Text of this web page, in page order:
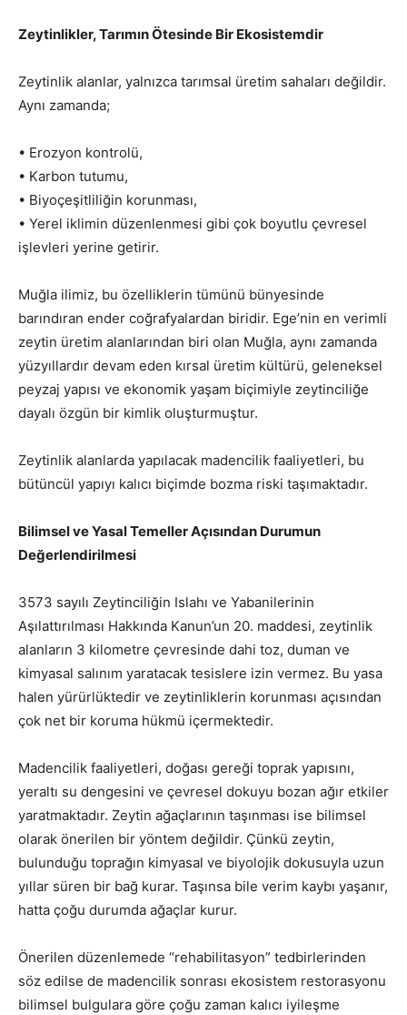
Zeytinlikler, Tarımın Ötesinde Bir Ekosistemdir
Zeytinlik alanlar, yalnızca tarımsal üretim sahaları değildir.
Aynı zamanda;
• Erozyon kontrolü,
• Karbon tutumu,
• Biyoçeşitliliğin korunması,
• Yerel iklimin düzenlenmesi gibi çok boyutlu çevresel
işlevleri yerine getirir.
Muğla ilimiz, bu özelliklerin tümünü bünyesinde
barındıran ender coğrafyalardan biridir. Ege’nin en verimli
zeytin üretim alanlarından biri olan Muğla, aynı zamanda
yüzyıllardır devam eden kırsal üretim kültürü, geleneksel
peyzaj yapısı ve ekonomik yaşam biçimiyle zeytinciliğe
dayalı özgün bir kimlik oluşturmuştur.
Zeytinlik alanlarda yapılacak madencilik faaliyetleri, bu
bütüncül yapıyı kalıcı biçimde bozma riski taşımaktadır.
Bilimsel ve Yasal Temeller Açısından Durumun
Değerlendirilmesi
3573 sayılı Zeytinciliğin Islahı ve Yabanilerinin
Aşılattırılması Hakkında Kanun’un 20. maddesi, zeytinlik
alanların 3 kilometre çevresinde dahi toz, duman ve
kimyasal salınım yaratacak tesislere izin vermez. Bu yasa
halen yürürlüktedir ve zeytinliklerin korunması açısından
çok net bir koruma hükmü içermektedir.
Madencilik faaliyetleri, doğası gereği toprak yapısını,
yeraltı su dengesini ve çevresel dokuyu bozan ağır etkiler
yaratmaktadır. Zeytin ağaçlarının taşınması ise bilimsel
olarak önerilen bir yöntem değildir. Çünkü zeytin,
bulunduğu toprağın kimyasal ve biyolojik dokusuyla uzun
yıllar süren bir bağ kurar. Taşınsa bile verim kaybı yaşanır,
hatta çoğu durumda ağaçlar kurur.
Önerilen düzenlemede “rehabilitasyon” tedbirlerinden
söz edilse de madencilik sonrası ekosistem restorasyonu
bilimsel bulgulara göre çoğu zaman kalıcı iyileşme